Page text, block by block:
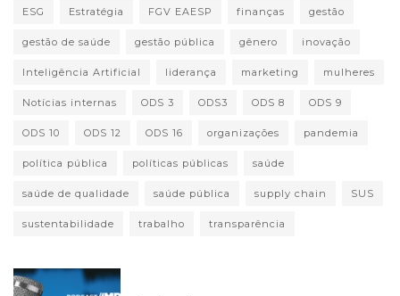
ESG Estratégia FGV EAESP finanças gestão
gestão de saúde gestão pública gênero inovação
Inteligência Artificial liderança marketing mulheres
Notícias internas ODS 3 ODS3 ODS 8 ODS 9
ODS 10 ODS 12 ODS 16 organizações pandemia
política pública políticas públicas saúde
saúde de qualidade saúde pública supply chain SUS
sustentabilidade trabalho transparência